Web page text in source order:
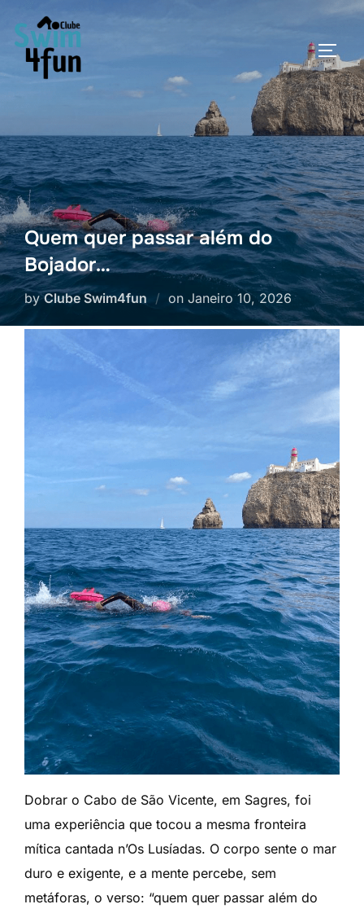
content
Quem quer passar além do
Bojador…
byClube Swim4fun on Posted
Janeiro 10, 2026
Dobrar o Cabo de São Vicente, em Sagres, foi
uma experiência que tocou a mesma fronteira
mítica cantada n’Os Lusíadas. O corpo sente o mar
duro e exigente, e a mente percebe, sem
metáforas, o verso: “quem quer passar além do